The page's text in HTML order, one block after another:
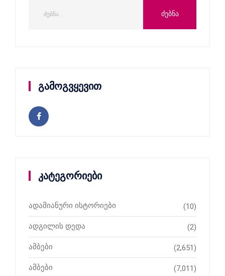
გამოგვყევით
კატეგორიები
ადამიანური ისტორიები (10)
ადგილის დედა (2)
ამბები (2,651)
ამბები (7,011)